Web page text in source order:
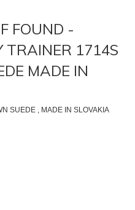
FOUND -
TRAINER 1714S
MADE IN
SUEDE , MADE IN SLOVAKIA